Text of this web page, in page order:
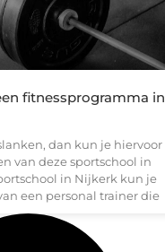
fitnessprogramma in
dan kun je hiervoor
van deze sportschool in
in Nijkerk kun je
een personal trainer die